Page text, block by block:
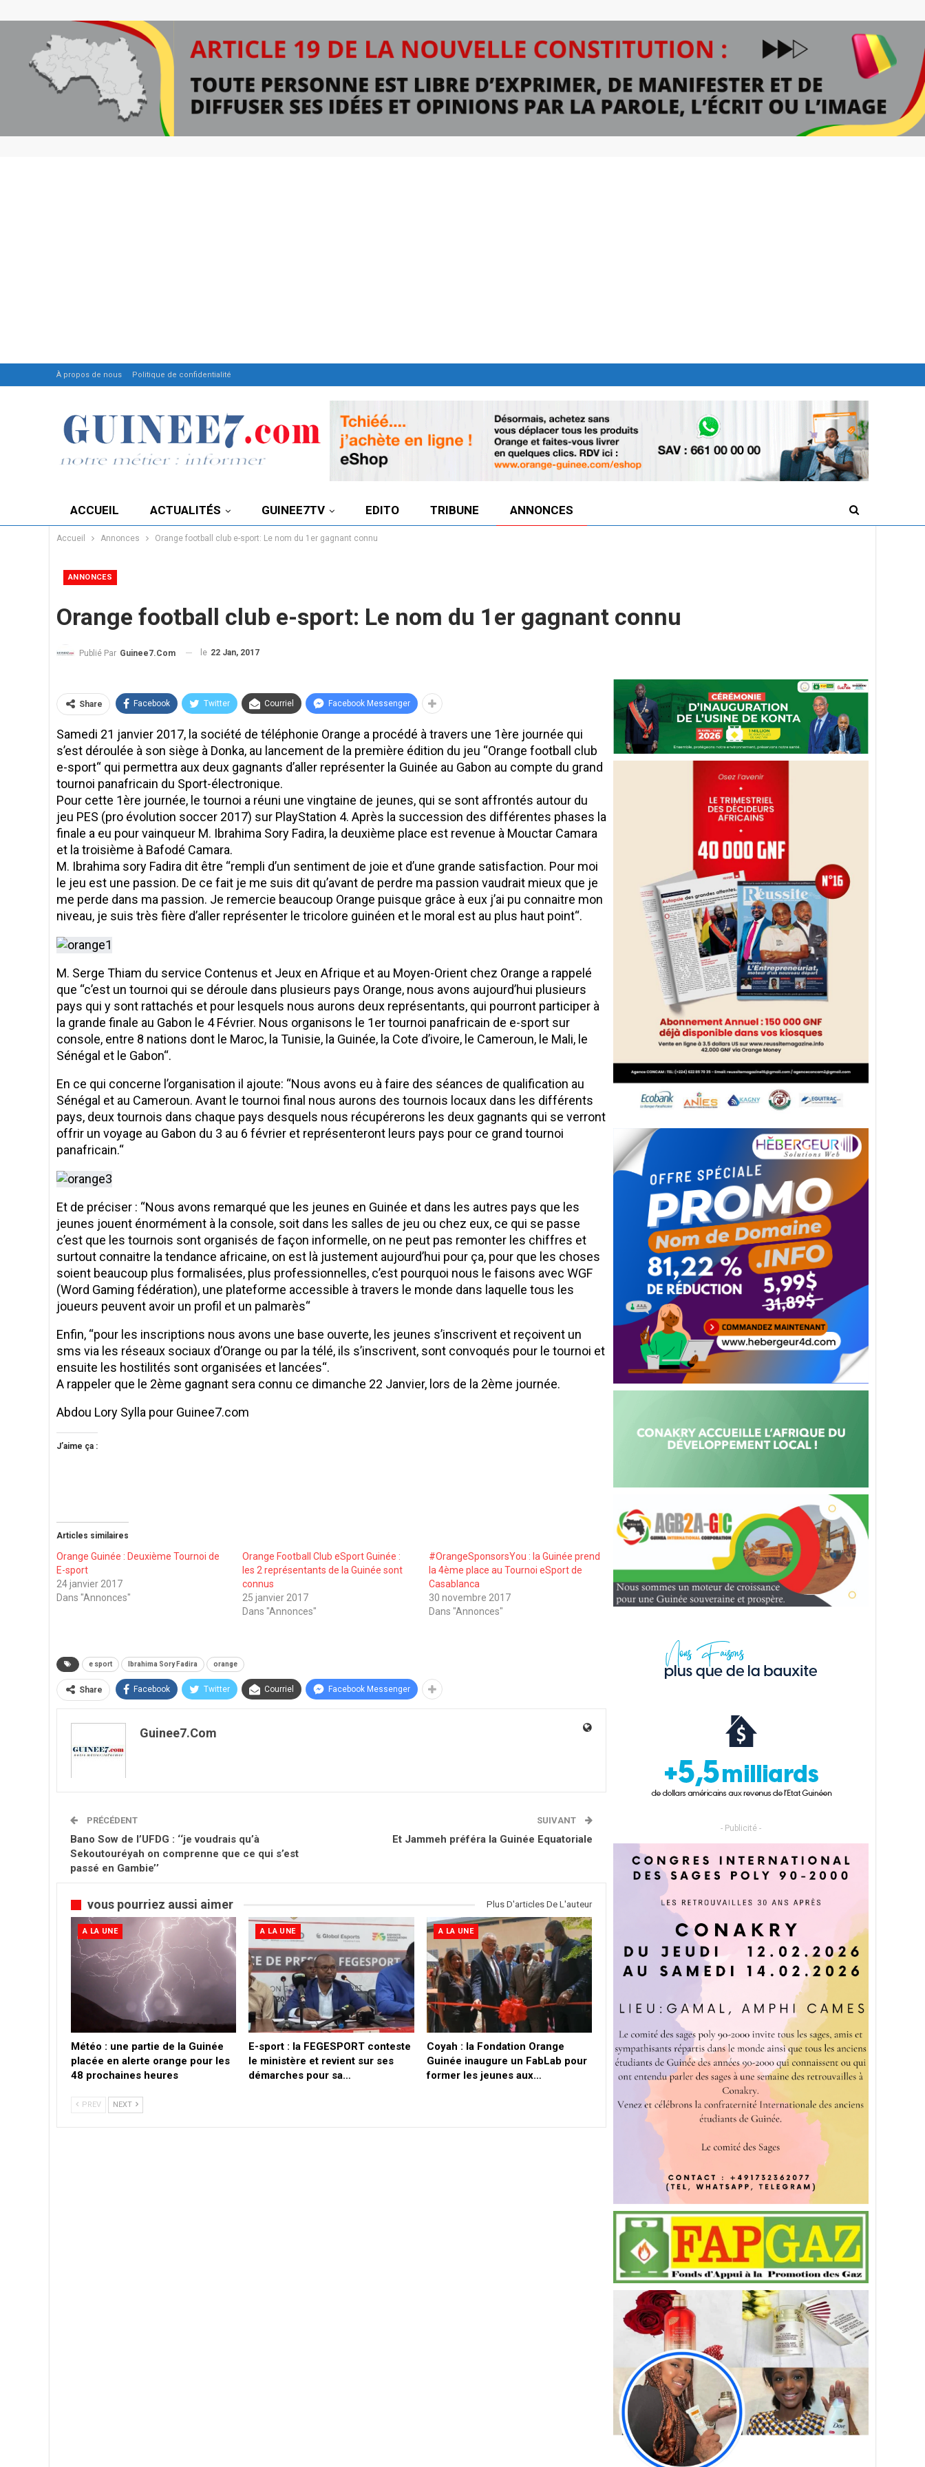
À propos de nous Politique de confidentialité
ACCUEIL ACTUALITÉS GUINEE7TV EDITO TRIBUNE ANNONCES
Accueil Annonces Orange football club e-sport: Le nom du 1er gagnant connu
ANNONCES
Orange football club e-sport: Le nom du 1er gagnant connu
Publié Par Guinee7.com le 22 Jan, 2017
Share Facebook Twitter Courriel Facebook Messenger
Samedi 21 janvier 2017, la société de téléphonie Orange a procédé à travers une 1ère journée qui
s’est déroulée à son siège à Donka, au lancement de la première édition du jeu “Orange football club
e-sport“ qui permettra aux deux gagnants d’aller représenter la Guinée au Gabon au compte du grand
tournoi panafricain du Sport-électronique.
Pour cette 1ère journée, le tournoi a réuni une vingtaine de jeunes, qui se sont affrontés autour du
jeu PES (pro évolution soccer 2017) sur PlayStation 4. Après la succession des différentes phases la
finale a eu pour vainqueur M. Ibrahima Sory Fadira, la deuxième place est revenue à Mouctar Camara
et la troisième à Bafodé Camara.
M. Ibrahima sory Fadira dit être ‘‘rempli d’un sentiment de joie et d’une grande satisfaction. Pour moi
le jeu est une passion. De ce fait je me suis dit qu’avant de perdre ma passion vaudrait mieux que je
me perde dans ma passion. Je remercie beaucoup Orange puisque grâce à eux j’ai pu connaitre mon
niveau, je suis très fière d’aller représenter le tricolore guinéen et le moral est au plus haut point“.
M. Serge Thiam du service Contenus et Jeux en Afrique et au Moyen-Orient chez Orange a rappelé
que “c’est un tournoi qui se déroule dans plusieurs pays Orange, nous avons aujourd’hui plusieurs
pays qui y sont rattachés et pour lesquels nous aurons deux représentants, qui pourront participer à
la grande finale au Gabon le 4 Février. Nous organisons le 1er tournoi panafricain de e-sport sur
console, entre 8 nations dont le Maroc, la Tunisie, la Guinée, la Cote d’ivoire, le Cameroun, le Mali, le
Sénégal et le Gabon“.
En ce qui concerne l’organisation il ajoute: “Nous avons eu à faire des séances de qualification au
Sénégal et au Cameroun. Avant le tournoi final nous aurons des tournois locaux dans les différents
pays, deux tournois dans chaque pays desquels nous récupérerons les deux gagnants qui se verront
offrir un voyage au Gabon du 3 au 6 février et représenteront leurs pays pour ce grand tournoi
panafricain.“
Et de préciser : “Nous avons remarqué que les jeunes en Guinée et dans les autres pays que les
jeunes jouent énormément à la console, soit dans les salles de jeu ou chez eux, ce qui se passe
c’est que les tournois sont organisés de façon informelle, on ne peut pas remonter les chiffres et
surtout connaitre la tendance africaine, on est là justement aujourd’hui pour ça, pour que les choses
soient beaucoup plus formalisées, plus professionnelles, c’est pourquoi nous le faisons avec WGF
(Word Gaming fédération), une plateforme accessible à travers le monde dans laquelle tous les
joueurs peuvent avoir un profil et un palmarès“
Enfin, “pour les inscriptions nous avons une base ouverte, les jeunes s’inscrivent et reçoivent un
sms via les réseaux sociaux d’Orange ou par la télé, ils s’inscrivent, sont convoqués pour le tournoi et
ensuite les hostilités sont organisées et lancées“.
A rappeler que le 2ème gagnant sera connu ce dimanche 22 Janvier, lors de la 2ème journée.
Abdou Lory Sylla pour Guinee7.com
J’aime ça :
Articles similaires
Orange Guinée : Deuxième Tournoi de
E-sport
24 janvier 2017
Dans "Annonces"
Orange Football Club eSport Guinée :
les 2 représentants de la Guinée sont
connus
25 janvier 2017
Dans "Annonces"
#OrangeSponsorsYou : la Guinée prend
la 4ème place au Tournoi eSport de
Casablanca
30 novembre 2017
Dans "Annonces"
e sport Ibrahima Sory Fadira orange
Share Facebook Twitter Courriel Facebook Messenger
Guinee7.com
PRÉCÉDENT
Bano Sow de l’UFDG : ‘‘je voudrais qu’à
Sekoutouréyah on comprenne que ce qui s’est
passé en Gambie’’
SUIVANT
Et Jammeh préféra la Guinée Equatoriale
vous pourriez aussi aimer Plus D'articles De L'auteur
A LA UNE
Météo : une partie de la Guinée
placée en alerte orange pour les
48 prochaines heures
A LA UNE
E-sport : la FEGESPORT conteste
le ministère et revient sur ses
démarches pour sa…
A LA UNE
Coyah : la Fondation Orange
Guinée inaugure un FabLab pour
former les jeunes aux…
PREV NEXT
- Publicité -